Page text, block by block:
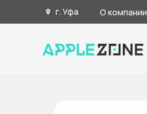
О компании
г. Уфа